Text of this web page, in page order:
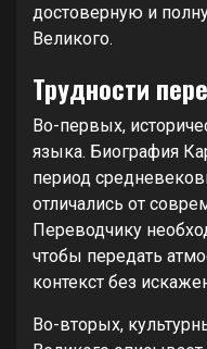
достоверную и
Великого.
Трудности
Во-первых,
языка. Биография
период
отличались от
Переводчику
чтобы передать
контекст без
Во-вторых,